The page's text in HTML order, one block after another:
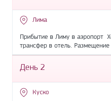
Лима
Прибытие в Лиму в аэропорт
трансфер в отель. Размещение
День 2
Куско